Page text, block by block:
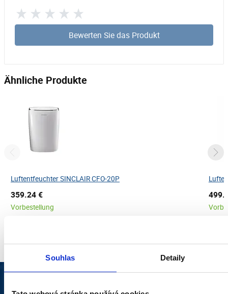
Souhlas Detaily
Bewerten Sie das Produkt
Ähnliche Produkte
Luftentfeuchter SINCLAIR CFO-20P
359.24 €
Vorbestellung
MELDEN SIE SICH FÜR